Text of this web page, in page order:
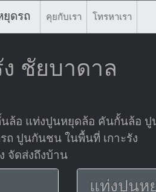
ยุดรถ คุยกับเรา โทรหาเรา
ง ชัยบาดาล
ล้อ แท่งปูนหยุดล้อ คันกั้นล้อ ปู
ปูนกันชน ในพื้นที่ เกาะรัง
จัดส่งถึงบ้าน
แท่งปูนห